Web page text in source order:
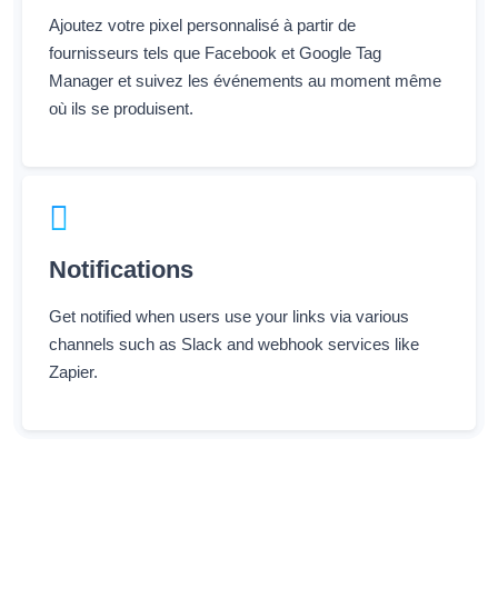
Ajoutez votre pixel personnalisé à partir de
fournisseurs tels que Facebook et Google Tag
Manager et suivez les événements au moment même
où ils se produisent.
Notifications
Get notified when users use your links via various
channels such as Slack and webhook services like
Zapier.